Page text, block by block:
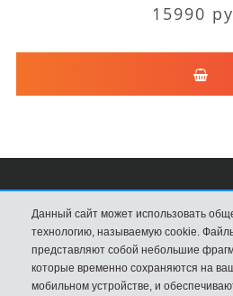
15990
Сумки Louis Vuitton
8 (495) 203-76-44
Магазин в Москве
Данный сайт может использовать
технологию, называемую cookie.
представляют собой небольшие
которые временно сохраняются на
мобильном устройстве, и